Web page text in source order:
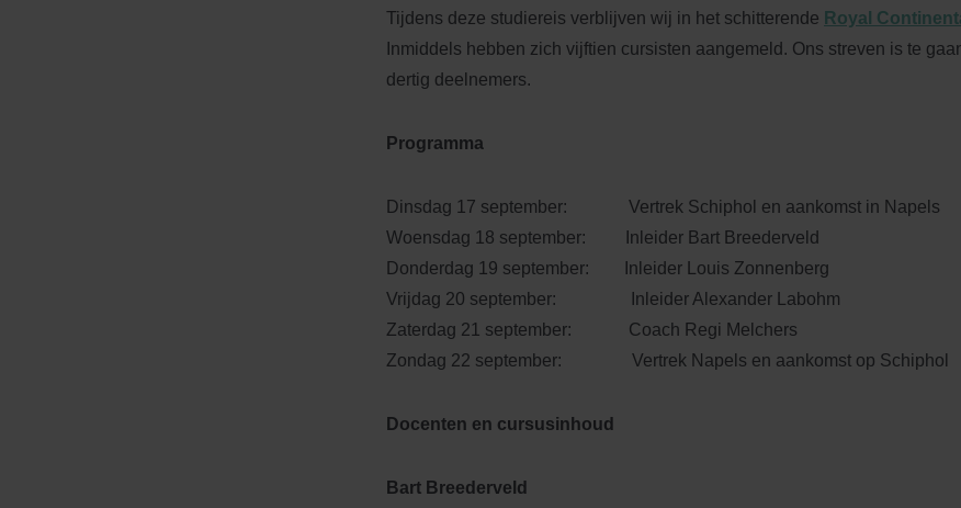
Tijdens deze studiereis verblijven wij in het schitterende Royal
Inmiddels hebben zich vijftien cursisten aangemeld. Ons streven is te
dertig deelnemers.
Programma
Dinsdag 17 september: Vertrek Schiphol en aankomst in Napels
Woensdag 18 september: Inleider Bart Breederveld
Donderdag 19 september: Inleider Louis Zonnenberg
Vrijdag 20 september: Inleider Alexander Labohm
Zaterdag 21 september: Coach Regi Melchers
Zondag 22 september: Vertrek Napels en aankomst op Schiphol
Docenten en cursusinhoud
Bart Breederveld